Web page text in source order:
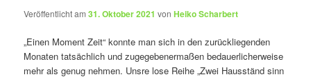
Veröffentlicht am31. Oktober 2021 vonHeiko Scharbert
„Einen Moment Zeit“ konnte man sich in den zurückliegenden
Monaten tatsächlich und zugegebenermaßen bedauerlicherweise
mehr als genug nehmen. Unsre lose Reihe „Zwei Hausständ sinn